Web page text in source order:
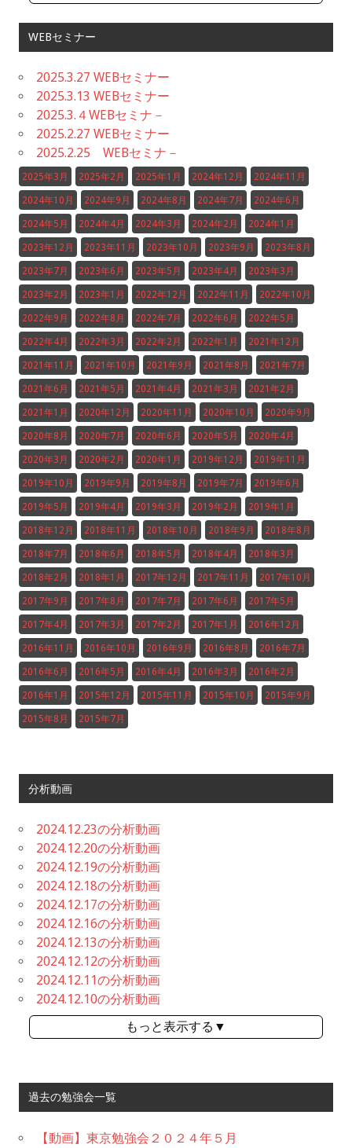
WEBセミナー
2025.3.27 WEBセミナー
2025.3.13 WEBセミナー
2025.3.４WEBセミナ－
2025.2.27 WEBセミナー
2025.2.25 WEBセミナ－
2025年3月 2025年2月 2025年1月 2024年12月 2024年11月
2024年10月 2024年9月 2024年8月 2024年7月 2024年6月
2024年5月 2024年4月 2024年3月 2024年2月 2024年1月
2023年12月 2023年11月 2023年10月 2023年9月 2023年8月
2023年7月 2023年6月 2023年5月 2023年4月 2023年3月
2023年2月 2023年1月 2022年12月 2022年11月 2022年10月
2022年9月 2022年8月 2022年7月 2022年6月 2022年5月
2022年4月 2022年3月 2022年2月 2022年1月 2021年12月
2021年11月 2021年10月 2021年9月 2021年8月 2021年7月
2021年6月 2021年5月 2021年4月 2021年3月 2021年2月
2021年1月 2020年12月 2020年11月 2020年10月 2020年9月
2020年8月 2020年7月 2020年6月 2020年5月 2020年4月
2020年3月 2020年2月 2020年1月 2019年12月 2019年11月
2019年10月 2019年9月 2019年8月 2019年7月 2019年6月
2019年5月 2019年4月 2019年3月 2019年2月 2019年1月
2018年12月 2018年11月 2018年10月 2018年9月 2018年8月
2018年7月 2018年6月 2018年5月 2018年4月 2018年3月
2018年2月 2018年1月 2017年12月 2017年11月 2017年10月
2017年9月 2017年8月 2017年7月 2017年6月 2017年5月
2017年4月 2017年3月 2017年2月 2017年1月 2016年12月
2016年11月 2016年10月 2016年9月 2016年8月 2016年7月
2016年6月 2016年5月 2016年4月 2016年3月 2016年2月
2016年1月 2015年12月 2015年11月 2015年10月 2015年9月
2015年8月 2015年7月
分析動画
2024.12.23の分析動画
2024.12.20の分析動画
2024.12.19の分析動画
2024.12.18の分析動画
2024.12.17の分析動画
2024.12.16の分析動画
2024.12.13の分析動画
2024.12.12の分析動画
2024.12.11の分析動画
2024.12.10の分析動画
もっと表示する▼
過去の勉強会一覧
【動画】東京勉強会２０２４年５月